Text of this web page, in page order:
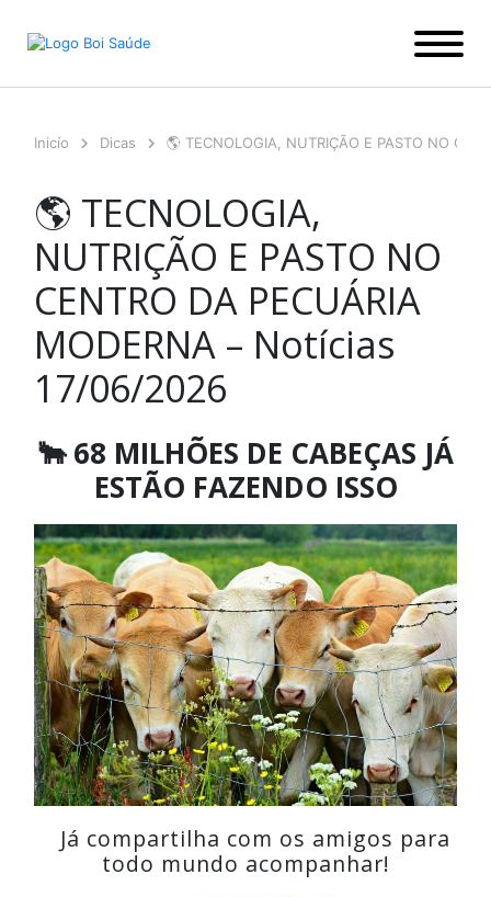
para
Inicío Dicas 🌎 TECNOLOGIA, NUTRIÇÃO E PASTO NO
🌎 TECNOLOGIA,
NUTRIÇÃO E PASTO NO
CENTRO DA PECUÁRIA
MODERNA – Notícias
17/06/2026
🐂 68 MILHÕES DE CABEÇAS JÁ
ESTÃO FAZENDO ISSO
Já compartilha com os amigos para
todo mundo acompanhar!